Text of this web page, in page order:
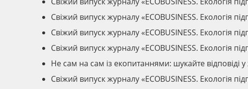
Свіжий випуск журналу «ECOBUSINESS. Екологія
Свіжий випуск журналу «ECOBUSINESS. Екологія
Свіжий випуск журналу «ECOBUSINESS. Екологія
Не сам на сам із екопитаннями: шукайте відповіді
Свіжий випуск журналу «ECOBUSINESS. Екологія